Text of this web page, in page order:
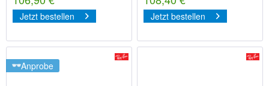
Jetzt bestellen Jetzt bestellen
Anprobe